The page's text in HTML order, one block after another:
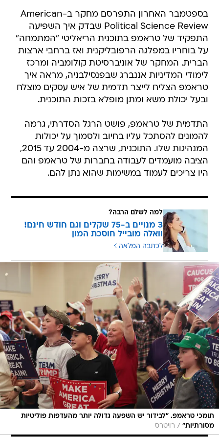
בספטמבר האחרון התפרסם מחקר ב-American
Political Science Review שבדק איך השפיעה
התפקיד של טראמפ בתוכנית הריאליטי "המתמחה"
על בוחריו במפלגה הרפובליקנית ואז ברחבי ארצות
הברית. המחקר של אוניברסיטת קולומביה ומרכז
לימודי המדיניות אננברג שבפנסילבניה, מראה איך
טראמפ הצליח לייצר תדמית של איש עסקים מוצלח
ובעל יכולת משא ומתן מופלא בזכות התוכנית.
התדמית של טראמפ, פושט הרגל הסדרתי, גרמה
להמונים להסתכל עליו בחיוב ולסמוך על יכולות
המנהיגות שלו. התוכנית, שרצה מ-2004 עד 2015,
הציבה מועמדים לעבודה בחברות של טראמפ והם
היו צריכים לעמוד במשימות שהוא נתן להם.
למה לשלם הרבה?
3 מנויים ב-75 שקלים וגם חודש חינם!
וואלה מובייל חוסכת המון
לכתבה המלאה
תומכי טראמפ. "לבידור יש השפעה גדולה יותר מהעדפות פוליטיות
מסורתיות" / רויטרס